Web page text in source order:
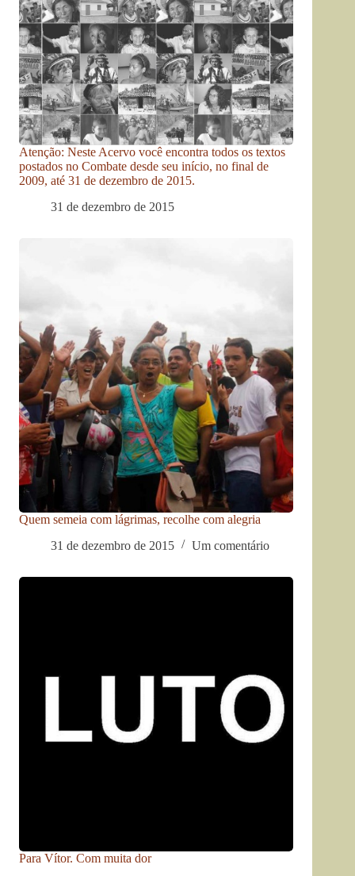
Atenção: Neste Acervo você encontra todos os textos
postados no Combate desde seu início, no final de
2009, até 31 de dezembro de 2015.
31 de dezembro de 2015
Quem semeia com lágrimas, recolhe com alegria
31 de dezembro de 2015
Um comentário
Para Vítor. Com muita dor